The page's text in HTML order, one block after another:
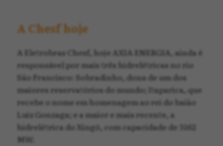
A Chesf hoje
A Eletrobras Chesf, hoje AXIA ENERGIA, ainda é
responsável por mais três hidrelétricas no rio
São Francisco: Sobradinho, dona de um dos
maiores reservatórios do mundo; Itaparica, que
recebe o nome em homenagem ao rei do baião
Luiz Gonzaga; e a maior e mais recente, a
hidrelétrica do Xingó, com capacidade de 3162
MW.